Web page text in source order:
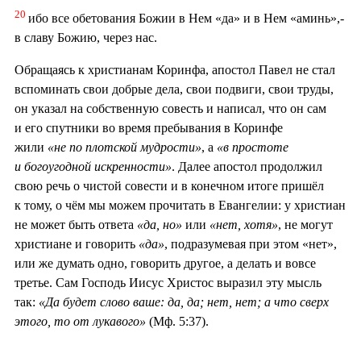
20 ибо все обетования Божии в Нем «да» и в Нем «аминь»,-
в славу Божию, через нас.
Обращаясь к христианам Коринфа, апостол Павел не стал
вспоминать свои добрые дела, свои подвиги, свои труды,
он указал на собственную совесть и написал, что он сам
и его спутники во время пребывания в Коринфе
жили «не по плотской мудрости», а «в простоте
и богоугодной искренности». Далее апостол продолжил
свою речь о чистой совести и в конечном итоге пришёл
к тому, о чём мы можем прочитать в Евангелии: у христиан
не может быть ответа «да, но» или «нет, хотя», не могут
христиане и говорить «да», подразумевая при этом «нет»,
или же думать одно, говорить другое, а делать и вовсе
третье. Сам Господь Иисус Христос выразил эту мысль
так: «Да будет слово ваше: да, да; нет, нет; а что сверх
этого, то от лукавого» (Мф. 5:37).